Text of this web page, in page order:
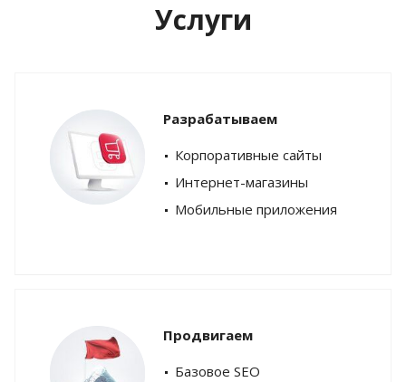
Услуги
Разрабатываем
Корпоративные сайты
Интернет-магазины
Мобильные приложения
Продвигаем
Базовое SEO